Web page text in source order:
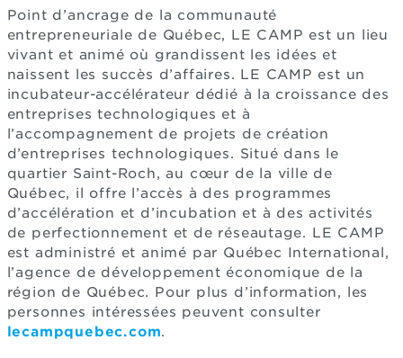
Point d’ancrage de la communauté
entrepreneuriale de Québec, LE CAMP est un lieu
vivant et animé où grandissent les idées et
naissent les succès d’affaires. LE CAMP est un
incubateur-accélérateur dédié à la croissance des
entreprises technologiques et à
l’accompagnement de projets de création
d’entreprises technologiques. Situé dans le
quartier Saint-Roch, au cœur de la ville de
Québec, il offre l’accès à des programmes
d’accélération et d’incubation et à des activités
de perfectionnement et de réseautage. LE CAMP
est administré et animé par Québec International,
l’agence de développement économique de la
région de Québec. Pour plus d’information, les
personnes intéressées peuvent consulter
lecampquebec.com.